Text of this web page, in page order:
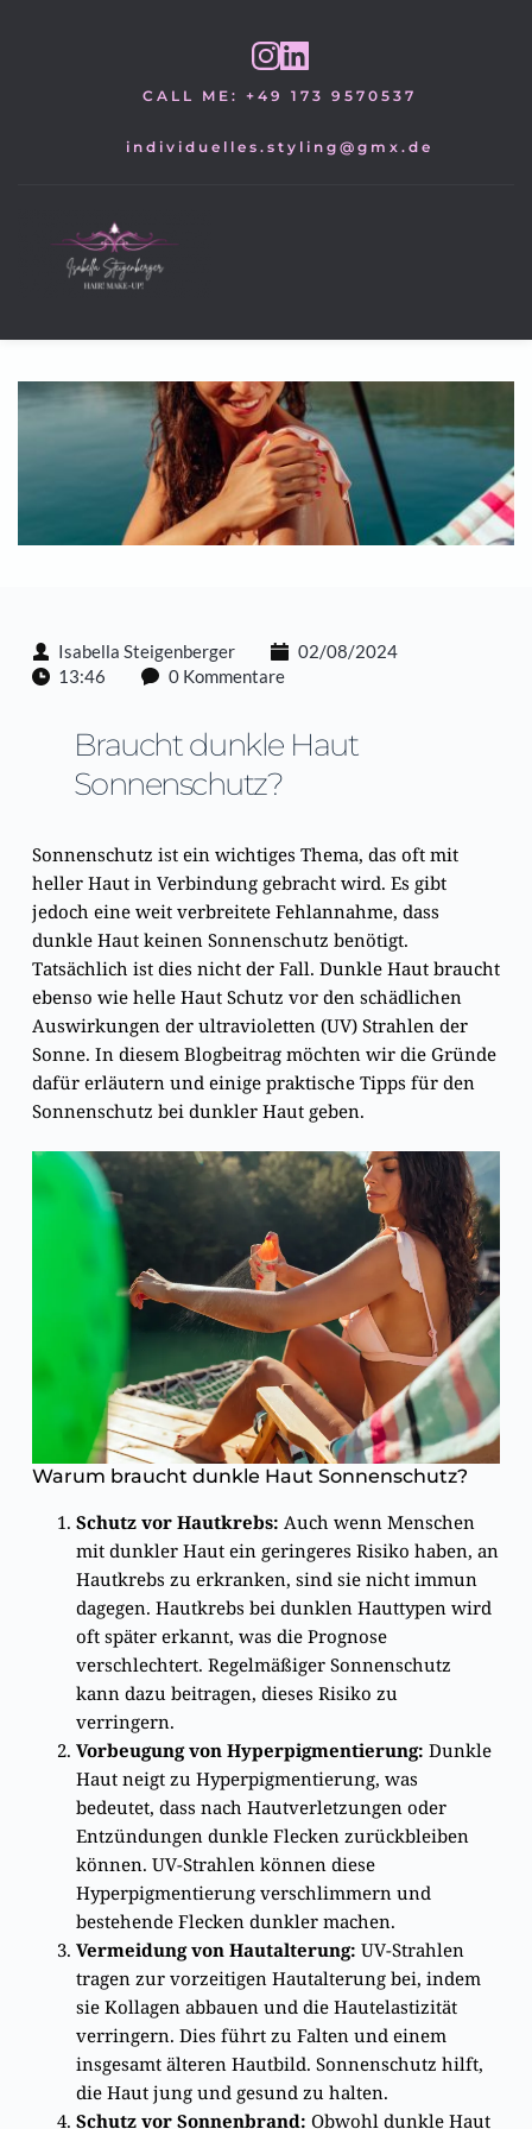
CALL ME: +49 173 9570537
individuelles.styling@gmx.de
Isabella Steigenberger
02/08/2024
13:46
0 Kommentare
Braucht dunkle Haut
Sonnenschutz?
Sonnenschutz ist ein wichtiges Thema, das oft mit
heller Haut in Verbindung gebracht wird. Es gibt
jedoch eine weit verbreitete Fehlannahme, dass
dunkle Haut keinen Sonnenschutz benötigt.
Tatsächlich ist dies nicht der Fall. Dunkle Haut braucht
ebenso wie helle Haut Schutz vor den schädlichen
Auswirkungen der ultravioletten (UV) Strahlen der
Sonne. In diesem Blogbeitrag möchten wir die Gründe
dafür erläutern und einige praktische Tipps für den
Sonnenschutz bei dunkler Haut geben.
Warum braucht dunkle Haut Sonnenschutz?
Schutz vor Hautkrebs: Auch wenn Menschen
mit dunkler Haut ein geringeres Risiko haben, an
Hautkrebs zu erkranken, sind sie nicht immun
dagegen. Hautkrebs bei dunklen Hauttypen wird
oft später erkannt, was die Prognose
verschlechtert. Regelmäßiger Sonnenschutz
kann dazu beitragen, dieses Risiko zu
verringern.
Vorbeugung von Hyperpigmentierung: Dunkle
Haut neigt zu Hyperpigmentierung, was
bedeutet, dass nach Hautverletzungen oder
Entzündungen dunkle Flecken zurückbleiben
können. UV-Strahlen können diese
Hyperpigmentierung verschlimmern und
bestehende Flecken dunkler machen.
Vermeidung von Hautalterung: UV-Strahlen
tragen zur vorzeitigen Hautalterung bei, indem
sie Kollagen abbauen und die Hautelastizität
verringern. Dies führt zu Falten und einem
insgesamt älteren Hautbild. Sonnenschutz hilft,
die Haut jung und gesund zu halten.
Schutz vor Sonnenbrand: Obwohl dunkle Haut